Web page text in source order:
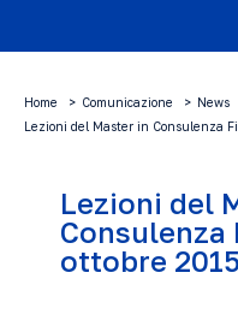
Home Comunicazione
News
Lezioni del Master in Consulenza
Lezioni del
Consulenza
ottobre 2015